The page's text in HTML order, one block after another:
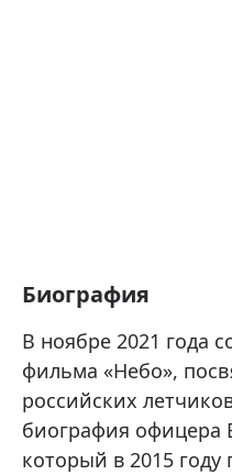
Биография
В ноябре 2021 года
фильма «Небо»,
российских
биография офицера
который в 2015